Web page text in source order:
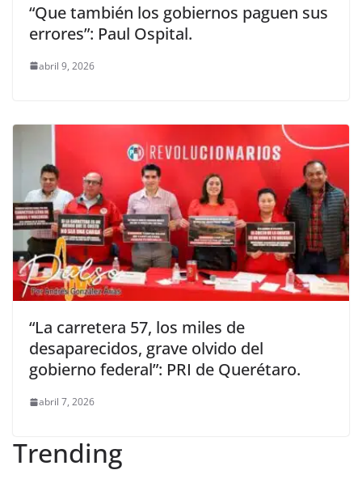
“Que también los gobiernos paguen sus
errores”: Paul Ospital.
abril 9, 2026
“La carretera 57, los miles de
desaparecidos, grave olvido del
gobierno federal”: PRI de Querétaro.
abril 7, 2026
Trending